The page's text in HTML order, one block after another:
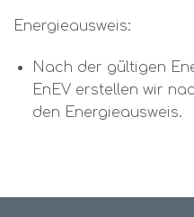
Energieausweis:
Nach der gültigen
EnEV erstellen wir
den Energieausweis.